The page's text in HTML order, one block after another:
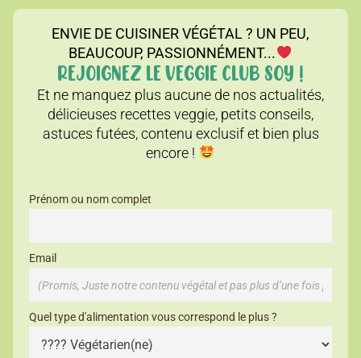
ENVIE DE CUISINER VÉGÉTAL ? UN PEU,
BEAUCOUP, PASSIONNÉMENT...
REJOIGNEZ LE VEGGIE CLUB SOY !
Et ne manquez plus aucune de nos actualités,
délicieuses recettes veggie, petits conseils,
astuces futées, contenu exclusif et bien plus
encore !
Prénom ou nom complet
Email
Quel type d'alimentation vous correspond le plus ?